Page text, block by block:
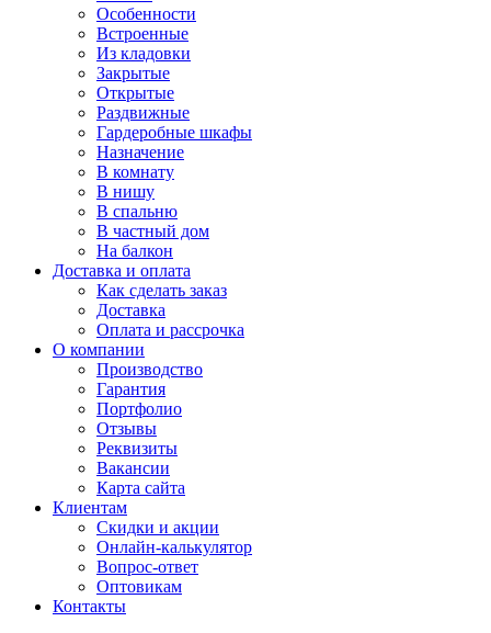
Особенности
Встроенные
Из кладовки
Закрытые
Открытые
Раздвижные
Гардеробные шкафы
Назначение
В комнату
В нишу
В спальню
В частный дом
На балкон
Доставка и оплата
Как сделать заказ
Доставка
Оплата и рассрочка
О компании
Производство
Гарантия
Портфолио
Отзывы
Реквизиты
Вакансии
Карта сайта
Клиентам
Скидки и акции
Онлайн-калькулятор
Вопрос-ответ
Оптовикам
Контакты